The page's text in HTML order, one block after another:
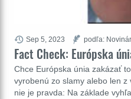
Fact Check: Európska
Chce Európska únia zakázať
vyrobenú zo slamy alebo len
nie je pravda: Na základe
Sep 5, 2023 podľa: